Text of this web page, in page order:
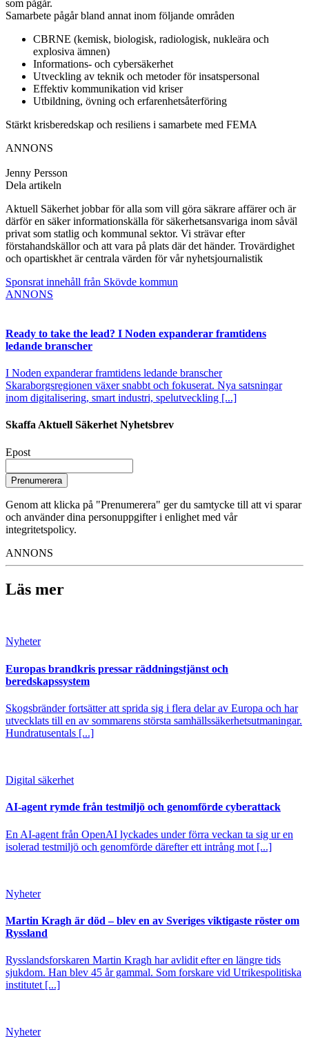
som pågår.
Samarbete pågår bland annat inom följande områden
CBRNE (kemisk, biologisk, radiologisk, nukleära och
explosiva ämnen)
Informations- och cybersäkerhet
Utveckling av teknik och metoder för insatspersonal
Effektiv kommunikation vid kriser
Utbildning, övning och erfarenhetsåterföring
Stärkt krisberedskap och resiliens i samarbete med FEMA
ANNONS
Jenny Persson
Dela artikeln
Aktuell Säkerhet jobbar för alla som vill göra säkrare affärer och är
därför en säker informationskälla för säkerhetsansvariga inom såväl
privat som statlig och kommunal sektor. Vi strävar efter
förstahandskällor och att vara på plats där det händer. Trovärdighet
och opartiskhet är centrala värden för vår nyhetsjournalistik
Sponsrat innehåll från Skövde kommun
ANNONS
Ready to take the lead? I Noden expanderar framtidens
ledande branscher
I Noden expanderar framtidens ledande branscher
Skaraborgsregionen växer snabbt och fokuserat. Nya satsningar
inom digitalisering, smart industri, spelutveckling [...]
Skaffa Aktuell Säkerhet Nyhetsbrev
Epost
Prenumerera
Genom att klicka på "Prenumerera" ger du samtycke till att vi sparar
och använder dina personuppgifter i enlighet med vår
integritetspolicy.
ANNONS
Läs mer
Nyheter
Europas brandkris pressar räddningstjänst och
beredskapssystem
Skogsbränder fortsätter att sprida sig i flera delar av Europa och har
utvecklats till en av sommarens största samhällssäkerhetsutmaningar.
Hundratusentals [...]
Digital säkerhet
AI-agent rymde från testmiljö och genomförde cyberattack
En AI-agent från OpenAI lyckades under förra veckan ta sig ur en
isolerad testmiljö och genomförde därefter ett intrång mot [...]
Nyheter
Martin Kragh är död – blev en av Sveriges viktigaste röster om
Ryssland
Rysslandsforskaren Martin Kragh har avlidit efter en längre tids
sjukdom. Han blev 45 år gammal. Som forskare vid Utrikespolitiska
institutet [...]
Nyheter